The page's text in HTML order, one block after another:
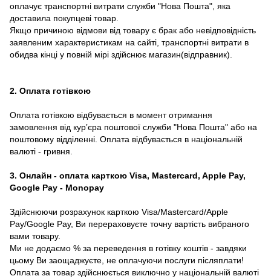
оплачує транспортні витрати служби "Нова Пошта", яка
доставила покупцеві товар.
Якщо причиною відмови від товару є брак або невідповідність
заявленим характеристикам на сайті, транспортні витрати в
обидва кінці у повній мірі здійснює магазин(відправник).
2. Оплата готівкою
Оплата готівкою відбувається в момент отримання
замовлення від курʼєра поштової служби "Нова Пошта" або на
поштовому відділенні. Оплата відбувається в національній
валюті - гривня.
3. Онлайн - оплата карткою Visa, Mastercard, Apple Pay,
Google Pay - Monopay
Здійснюючи розрахунок карткою Visa/Mastercard/Apple
Pay/Google Pay, Ви перераховуєте точну вартість вибраного
вами товару.
Ми не додаємо % за переведення в готівку коштів - завдяки
цьому Ви заощаджуєте, не оплачуючи послуги післяплати!
Оплата за товар здійснюється виключно у національній валюті